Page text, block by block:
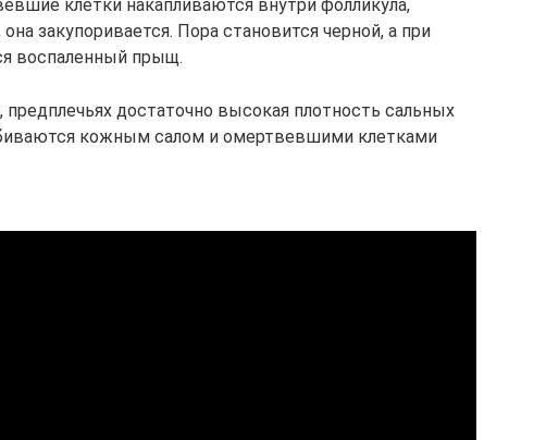
клетки накапливаются внутри фолликула,
закупоривается. Пора становится черной, а при
воспаленный прыщ.
предплечьях достаточно высокая плотность сальных
кожным салом и омертвевшими клетками